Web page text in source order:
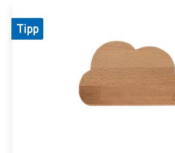
Tipp